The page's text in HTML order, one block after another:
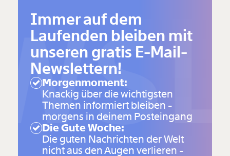
Immer auf dem
Laufenden bleiben mit
unseren gratis E-Mail-
Newslettern!
Morgenmoment:
Knackig über die wichtigsten
Themen informiert bleiben -
morgens in deinem Posteingang
Die Gute Woche:
Die guten Nachrichten der Welt
nicht aus den Augen verlieren -